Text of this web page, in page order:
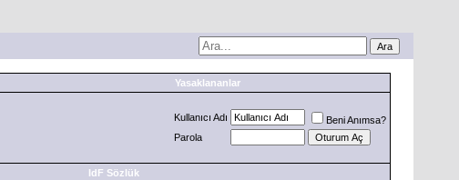
Yasaklananlar
Kullanıcı Adı
Beni Anımsa?
Parola
IdF Sözlük